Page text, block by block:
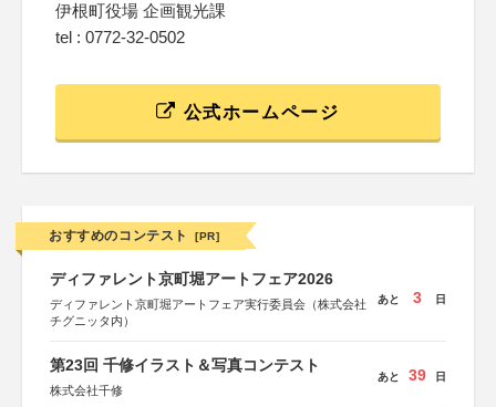
伊根町役場 企画観光課
tel : 0772-32-0502
公式ホームページ
おすすめのコンテスト [PR]
ディファレント京町堀アートフェア2026
ディファレント京町堀アートフェア実行委員会（株式会社
チグニッタ内）
あと 3 日
第23回 千修イラスト＆写真コンテスト
株式会社千修
あと 39 日